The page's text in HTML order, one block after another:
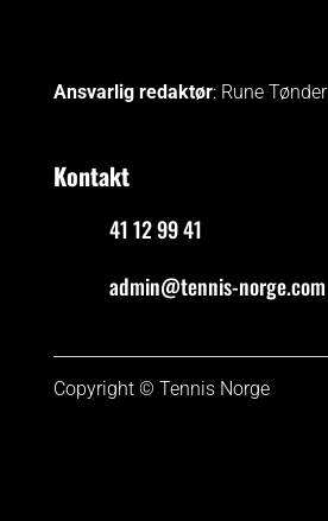
Ansvarlig redaktør: Rune Tønder
Kontakt
41 12 99 41
admin@tennis-norge.com
Copyright © Tennis Norge